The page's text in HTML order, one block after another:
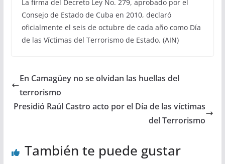
La firma del Decreto Ley No. 279, aprobado por el
Consejo de Estado de Cuba en 2010, declaró
oficialmente el seis de octubre de cada año como Día
de las Víctimas del Terrorismo de Estado. (AIN)
En Camagüey no se olvidan las huellas del
terrorismo
Presidió Raúl Castro acto por el Día de las víctimas
del Terrorismo
También te puede gustar